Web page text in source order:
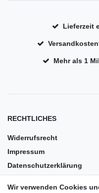
Lieferzeit
Mehr als 1
RECHTLICHES
Widerrufsrecht
Impressum
Datenschutzerklärung
Wir verwenden Cookies